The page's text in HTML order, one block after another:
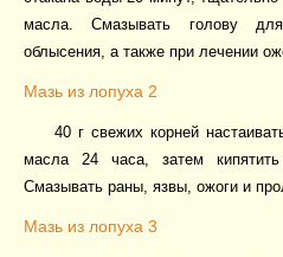
масла. Смазывать голову
облысения, а также при лечении
Мазь из лопуха 2
40 г свежих корней
масла 24 часа, затем
Смазывать раны, язвы, ожоги и
Мазь из лопуха 3